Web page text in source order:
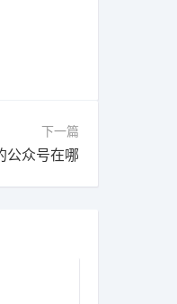
下一篇
公众号在哪